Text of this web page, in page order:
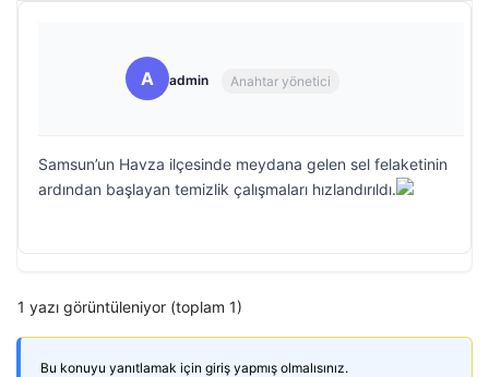
A admin Anahtar yönetici
Samsun’un Havza ilçesinde meydana gelen sel felaketinin
ardından başlayan temizlik çalışmaları hızlandırıldı.
1 yazı görüntüleniyor (toplam 1)
Bu konuyu yanıtlamak için giriş yapmış olmalısınız.